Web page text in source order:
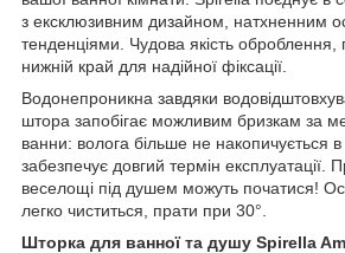
з ексклюзивним дизайном, натхненним
тенденціями. Чудова якість оброблення,
нижній край для надійної фіксації.
Водонепроникна завдяки
штора запобігає можливим бризкам за
ванни: волога більше не накопичується в
забезпечує довгий термін експлуатації.
веселощі під душем можуть початися!
легко чиститься, прати при 30°.
Шторка для ванної та душу Spirella